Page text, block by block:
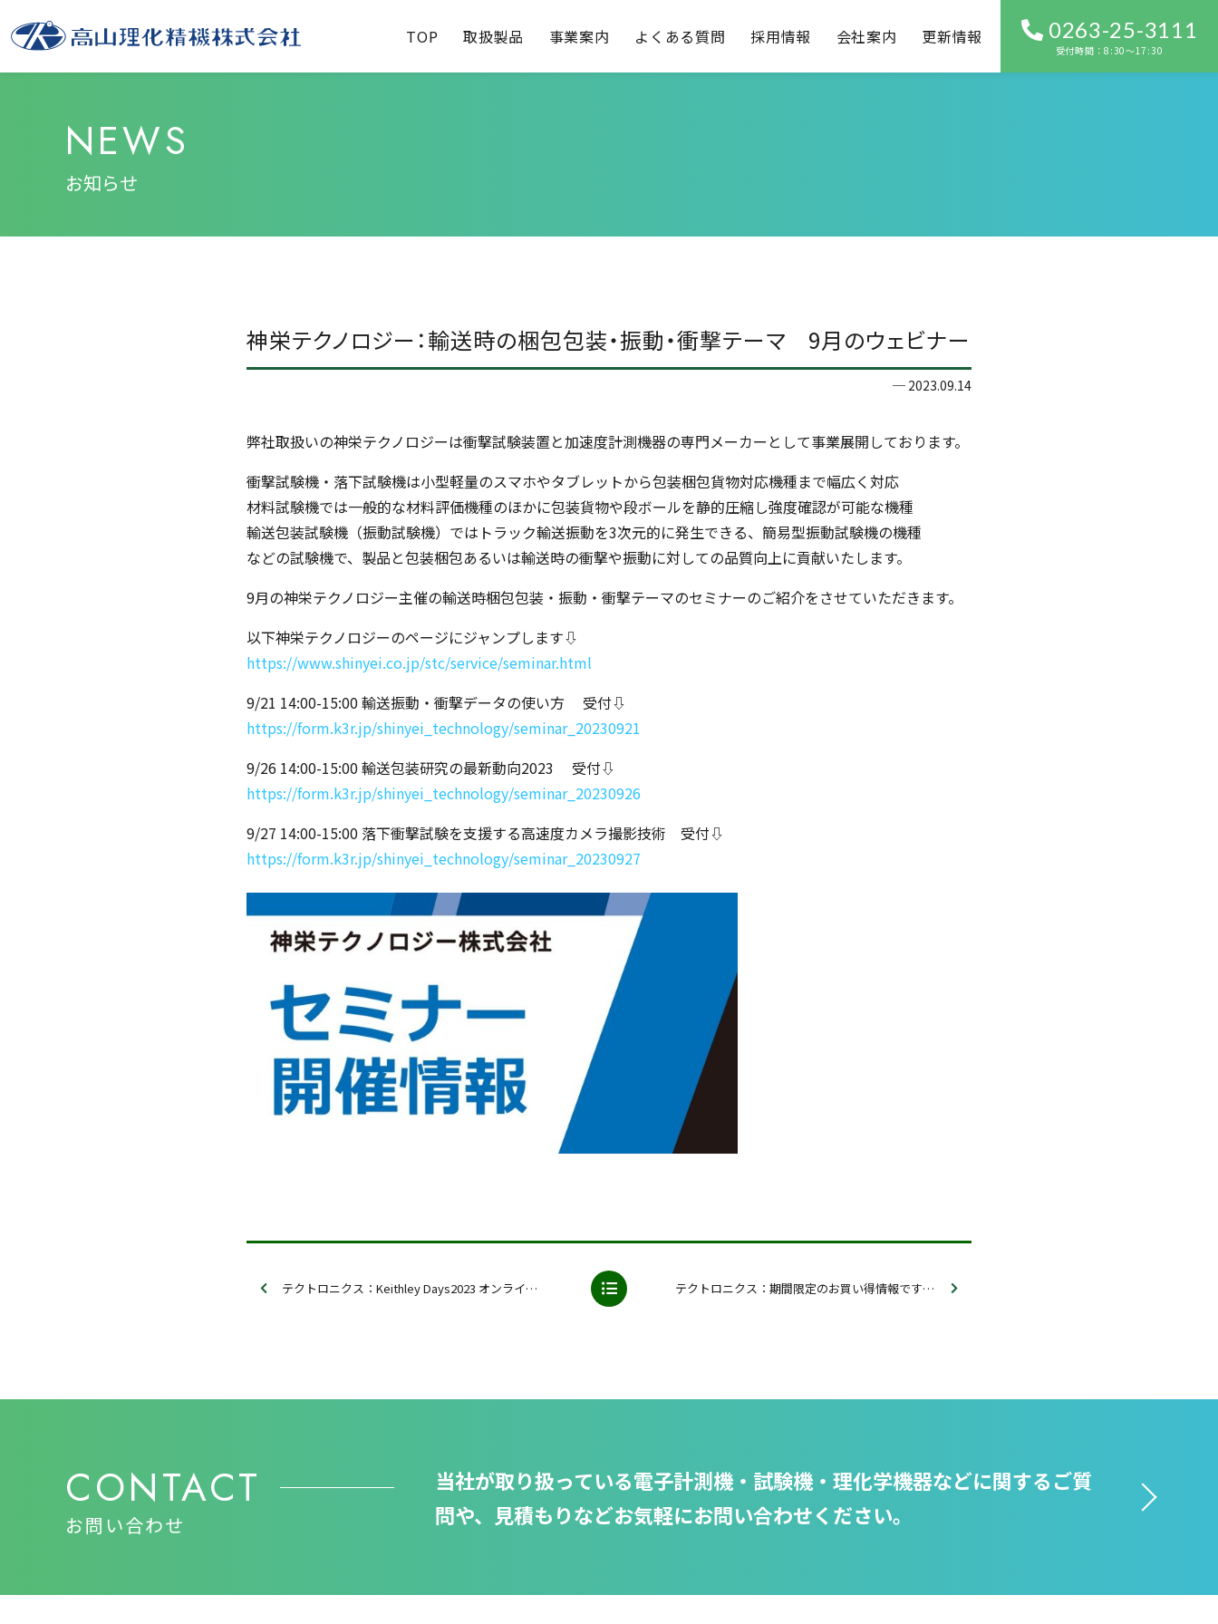
TOP 取扱製品 事業案内 よくある質問 採用情報 会社案内 更新情報 0263-25-3111
受付時間：8:30〜17:30
NEWS
お知らせ
神栄テクノロジー：輸送時の梱包包装・振動・衝撃テーマ 9月のウェビナー
2023.09.14
弊社取扱いの神栄テクノロジーは衝撃試験装置と加速度計測機器の専門メーカーとして事業展開しております。
衝撃試験機・落下試験機は小型軽量のスマホやタブレットから包装梱包貨物対応機種まで幅広く対応
材料試験機では一般的な材料評価機種のほかに包装貨物や段ボールを静的圧縮し強度確認が可能な機種
輸送包装試験機（振動試験機）ではトラック輸送振動を3次元的に発生できる、簡易型振動試験機の機種
などの試験機で、製品と包装梱包あるいは輸送時の衝撃や振動に対しての品質向上に貢献いたします。
9月の神栄テクノロジー主催の輸送時梱包包装・振動・衝撃テーマのセミナーのご紹介をさせていただきます。
以下神栄テクノロジーのページにジャンプします⇩
https://www.shinyei.co.jp/stc/service/seminar.html
9/21 14:00-15:00 輸送振動・衝撃データの使い方 受付⇩
https://form.k3r.jp/shinyei_technology/seminar_20230921
9/26 14:00-15:00 輸送包装研究の最新動向2023 受付⇩
https://form.k3r.jp/shinyei_technology/seminar_20230926
9/27 14:00-15:00 落下衝撃試験を支援する高速度カメラ撮影技術 受付⇩
https://form.k3r.jp/shinyei_technology/seminar_20230927
テクトロニクス：Keithley Days2023 オンライン開催 10/17&18 テクトロニクス：期間限定のお買い得情報です （2023/9/25現在）
CONTACT
お問い合わせ
当社が取り扱っている電子計測機・試験機・理化学機器などに関するご質
問や、見積もりなどお気軽にお問い合わせください。